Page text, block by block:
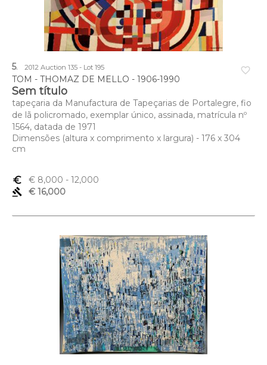
favorite_border
5. 2012 Auction 135 - Lot 195
TOM - THOMAZ DE MELLO - 1906-1990
Sem título
tapeçaria da Manufactura de Tapeçarias de Portalegre, fio
de lã policromado, exemplar único, assinada, matrícula nº
1564, datada de 1971
Dimensões (altura x comprimento x largura) - 176 x 304
cm
euro_symbol € 8,000 - 12,000
gavel
€ 16,000